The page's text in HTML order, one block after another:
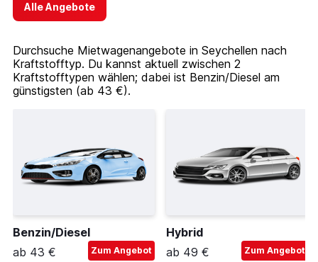
Alle Angebote
Durchsuche Mietwagenangebote in Seychellen nach
Kraftstofftyp. Du kannst aktuell zwischen 2
Kraftstofftypen wählen; dabei ist Benzin/Diesel am
günstigsten (ab 43 €).
Benzin/Diesel
ab 43 €
Zum Angebot
Hybrid
ab 49 €
Zum Angebot